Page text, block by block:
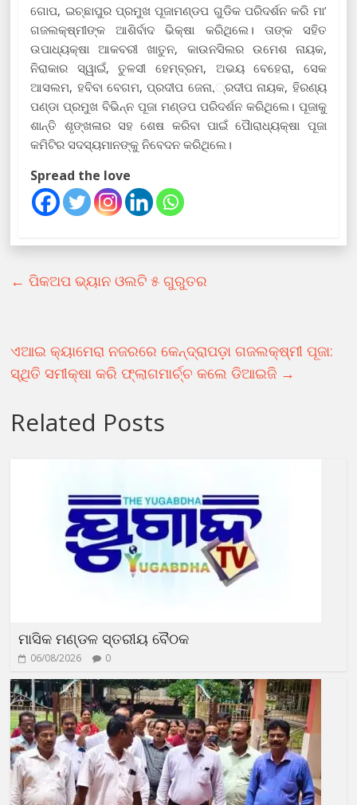
ଗୋପ, ଇଚ୍ଛାପୁର ପ୍ରମୁଖ ପୂଜାମଣ୍ଡପ ଗୁଡିକ ପରିଦର୍ଶନ କରି ମା’
ଗଜଲକ୍ଷ୍ମୀଙ୍କ ଆଶିର୍ବାଦ ଭିକ୍ଷା କରିଥିଲେ। ତାଙ୍କ ସହିତ
ଉପାଧ୍ୟକ୍ଷା ଆକବରୀ ଖାତୁନ, କାଉନସିଲର ଉମେଶ ନାୟକ,
ନିରାକାର ସ୍ୱାଇଁ, ତୁଳସୀ ହେମ୍ବ୍ରମ, ଅଭୟ ବେହେରା, ସେକ
ଆସଲମ, ହବିବା ବେଗମ, ପ୍ରଦୀପ ଜେନା,୍ରଦୀପ ନାୟକ, ହିରଣ୍ୟ
ପଣ୍ଡା ପ୍ରମୁଖ ବିଭିନ୍ନ ପୂଜା ମଣ୍ଡପ ପରିଦର୍ଶନ କରିଥିଲେ। ପୂଜାକୁ
ଶାନ୍ତି ଶୃଙ୍ଖଳାର ସହ ଶେଷ କରିବା ପାଇଁ ପୈାରାଧ୍ୟକ୍ଷା ପୂଜା
କମିଟିର ସଦସ୍ୟମାନଙ୍କୁ ନିବେଦନ କରିଥିଲେ।
Spread the love
← ପିକଅପ ଭ୍ୟାନ ଓଲଟି ୫ ଗୁରୁତର
ଏଆଇ କ୍ୟାମେରା ନଜରରେ କେନ୍ଦ୍ରାପଡ଼ା ଗଜଲକ୍ଷ୍ମୀ ପୂଜା:
ସ୍ଥିତି ସମୀକ୍ଷା କରି ଫ୍ଲାଗମାର୍ଚ୍ଚ କଲେ ଡିଆଇଜି →
Related Posts
ମାସିକ ମଣ୍ଡଳ ସ୍ତରୀୟ ବୈଠକ
06/08/2026 0